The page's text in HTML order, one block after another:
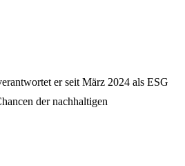
er seit März 2024 als ESG
der nachhaltigen